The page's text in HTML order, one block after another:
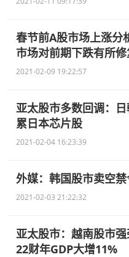
春节前A股市场上涨分
市场对前期下跌有所修
2021-02-09 19:22:57
亚太股市多数回调：
累日本芯片股
2021-02-04 16:23:39
外媒：韩国股市卖空
2021-02-03 21:22:32
亚太股市：越南股市
22财年GDP大增11%